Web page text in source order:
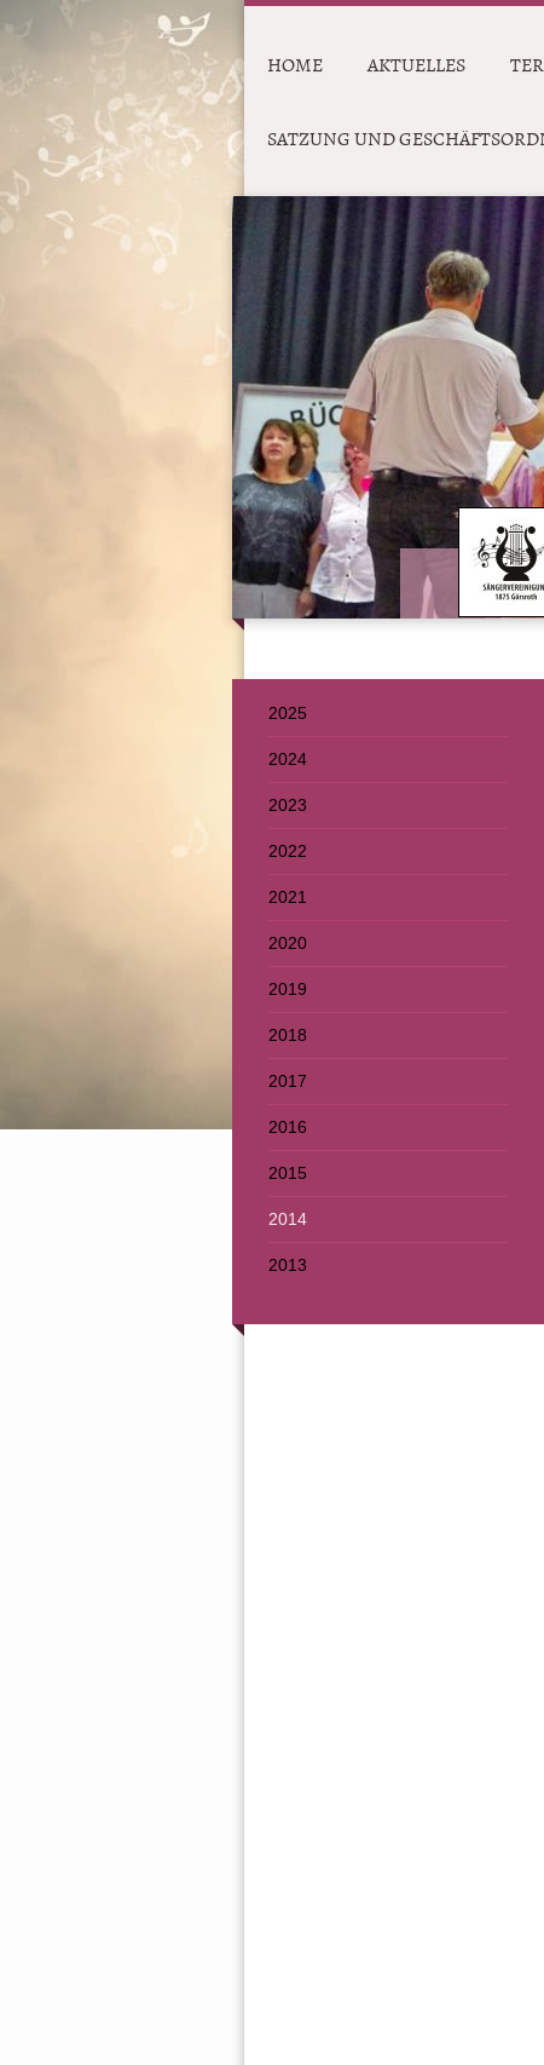
HOME AKTUELLES
SATZUNG UND
2025
2024
2023
2022
2021
2020
2019
2018
2017
2016
2015
2014
2013